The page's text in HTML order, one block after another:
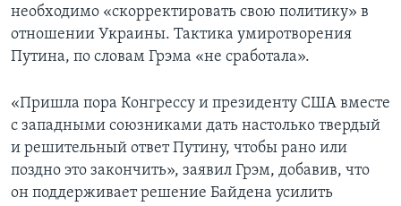
необходимо «скорректировать свою политику» в
отношении Украины. Тактика умиротворения
Путина, по словам Грэма «не сработала».
«Пришла пора Конгрессу и президенту США вместе
с западными союзниками дать настолько твердый
и решительный ответ Путину, чтобы рано или
поздно это закончить», заявил Грэм, добавив, что
он поддерживает решение Байдена усилить